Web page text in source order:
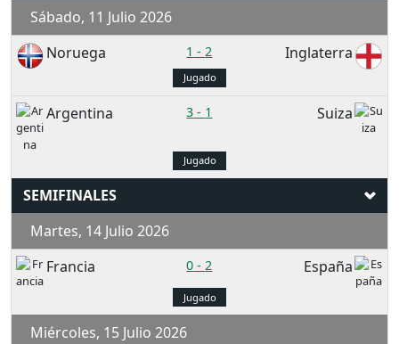
Sábado, 11 Julio 2026
Noruega
1 -2 Inglaterra
Jugado
Argentina 3 - 1 Suiza
Jugado
SEMIFINALES
Martes, 14 Julio 2026
Francia
0 -2 España
Jugado
Miércoles, 15 Julio 2026